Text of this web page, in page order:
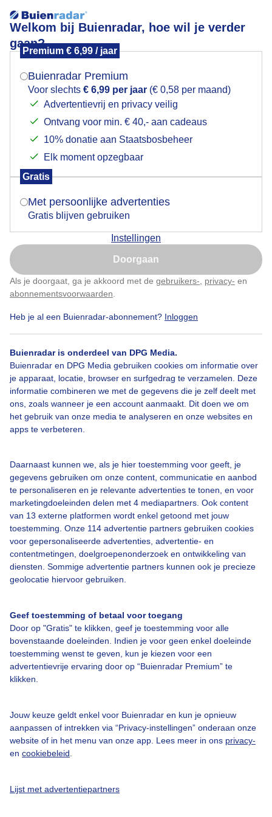
Welkom bij Buienradar, hoe wil je verder
gaan?
Premium € 6,99 / jaar
Buienradar Premium
Voor slechts € 6,99 per jaar (€ 0,58 per maand)
Advertentievrij en privacy veilig
Ontvang voor min. € 40,- aan cadeaus
10% donatie aan Staatsbosbeheer
Elk moment opzegbaar
Gratis
Met persoonlijke advertenties
Gratis blijven gebruiken
Instellingen
Doorgaan
Als je doorgaat, ga je akkoord met de gebruikers- privacy- en
abonnementsvoorwaarden
Heb je al een Buienradar-abonnement? Inloggen
Buienradar is onderdeel van DPG Media.
Buienradar en DPG Media gebruiken cookies om informatie over
je apparaat, locatie, browser en surfgedrag te verzamelen. Deze
informatie combineren we met de gegevens die je zelf deelt met
ons, zoals wanneer je een account aanmaakt. Dit doen we om
het gebruik van onze media te analyseren en onze websites en
apps te verbeteren.
Daarnaast kunnen we, als je hier toestemming voor geeft, je
gegevens gebruiken om onze content, communicatie en aanbod
te personaliseren en je relevante advertenties te tonen, en voor
marketingdoeleinden delen met 4 mediapartners. Ook content
van 13 externe platformen wordt enkel getoond met jouw
toestemming. Onze 114 advertentie partners gebruiken cookies
voor gepersonaliseerde advertenties, advertentie- en
contentmetingen, doelgroepenonderzoek en ontwikkeling van
diensten. Sommige advertentie partners kunnen ook je precieze
geolocatie hiervoor gebruiken.
Geef toestemming of betaal voor toegang
Door op "Gratis" te klikken, geef je toestemming voor alle
bovenstaande doeleinden. Indien je voor geen enkel doeleinde
toestemming wenst te geven, kun je kiezen voor een
advertentievrije ervaring door op “Buienradar Premium” te
klikken.
Jouw keuze geldt enkel voor Buienradar en kun je opnieuw
aanpassen of intrekken via “Privacy-instellingen” onderaan onze
website of in het menu van onze app. Lees meer in ons privacy-
en cookiebeleid
Lijst met advertentiepartners
Meer wolken
Door: ria brasser
Bekijk slideshow
Een moment geduld aub...
Over Buienradar
Contact
Toegankelijkheid
Gebruikersvoorwaarden
Buienradar Team
Privacy beleid
Cookie beleid
Gratis weerdata
Mogen we je locatie gebruiken voor het
Indien je hier nog geen akkoord op hebt gegeven,
verschijnt er zo een pop-up uit je browser waarin
Is goed, toon de popup
Nu niet, misschien later
Klik hierom dit aan te passen